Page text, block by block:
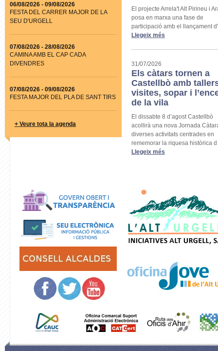
06/08/2026 - 09/08/2026
FESTA DEL CARRER MAJOR DE LA
SEU D'URGELL
07/08/2026 - 28/08/2026
CAMINA AMB EL CAP CADA
DIVENDRES
07/08/2026 - 09/08/2026
FESTA MAJOR DEL PLA DE SANT TIRS
+ Veure tota la agenda
El projecte Arrela't Alt Pirineu i
posa en marxa una fase de
participació amb el llançament
Llegeix més
31/07/2026
Els càtars tornen a
Castellbò amb
visites, sopar i
de la vila
El dissabte 8 d’agost Castellbò
acollirà una nova Jornada
diverses activitats centrades en
rememorar la riquesa històrica d
Llegeix més